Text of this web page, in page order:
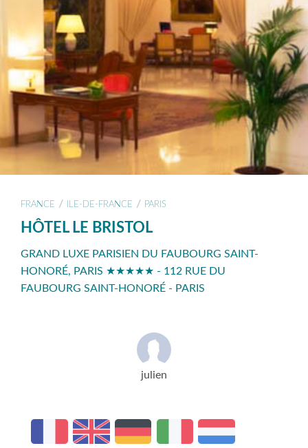
FRANCE / ILE-DE-FRANCE / PARIS
HÔTEL LE BRISTOL
GRAND LUXE PARISIEN DU FAUBOURG SAINT-
HONORÉ, PARIS ★★★★★ - 112 RUE DU
FAUBOURG SAINT-HONORÉ - PARIS
julien